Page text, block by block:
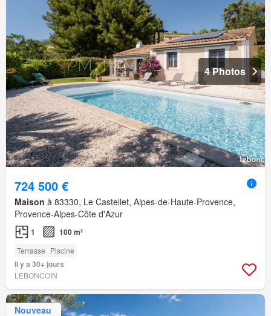
4 Photos
724 500 €
Maison à 83330, Le Castellet, Alpes-de-Haute-Provence,
Provence-Alpes-Côte d'Azur
1 100 m²
Terrasse Piscine
Il y a 30+ jours
LEBONCOIN
Nouveau